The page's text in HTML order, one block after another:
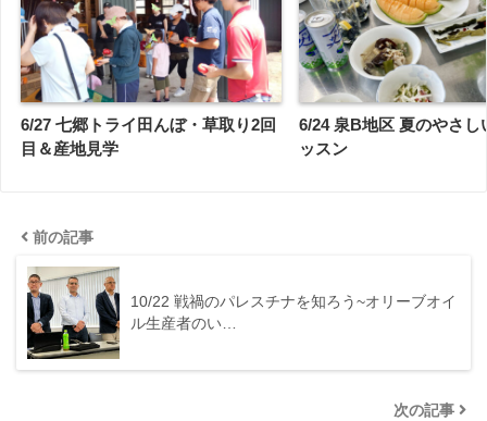
6/27 七郷トライ田んぼ・草取り2回
目＆産地見学
6/24 泉B地区 夏のやさし
ッスン
前の記事
10/22 戦禍のパレスチナを知ろう~オリーブオイ
ル生産者のい…
次の記事